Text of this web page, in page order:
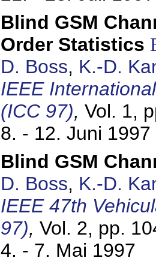
Blind GSM
Order Statistics
D. Boss, K.-D.
IEEE
(ICC 97), Vol. 1,
8. - 12. Juni 1997
Blind GSM
D. Boss, K.-D.
IEEE 47th
97), Vol. 2, pp.
4. - 7. Mai 1997